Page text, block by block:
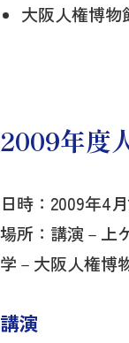
大阪人権博物
2009年度
日時：2009年4
場所：講演－上
学－大阪人権博
講演